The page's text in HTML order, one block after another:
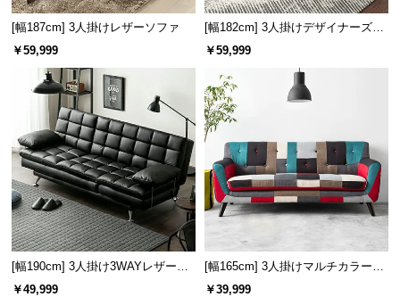
せ
ブ
ロ
グ
[幅187cm] 3人掛けレザーソファ
￥59,999
[幅182cm] 3人掛けデザイナーズソ
ファ ル・コルビジェ LC2 名作 リ
￥59,999
[幅190cm] 3人掛け3WAYレザーソ
ファーベッド
￥49,999
[幅165cm] 3人掛けマルチカラーソ
ファ
￥39,999